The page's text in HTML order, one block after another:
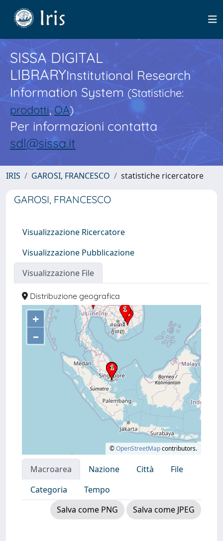
SISSA DIGITAL
LIBRARYInstitutional Research
Information System(Statistiche:
prodotti,OA)
Per informazioni contatta
sdl@sissa.it
IRIS GAROSI, FRANCESCO statistiche ricercatore
GAROSI, FRANCESCO
Visualizzazione Ricercatore
Visualizzazione Pubblicazione
Visualizzazione File
Distribuzione geografica
+
–
©OpenStreetMapcontributors.
Macroarea Nazione Città
File
Categoria
Tempo
Salva come PNG
Salva come JPEG